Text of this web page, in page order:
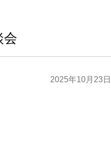
会
2025年10月23日